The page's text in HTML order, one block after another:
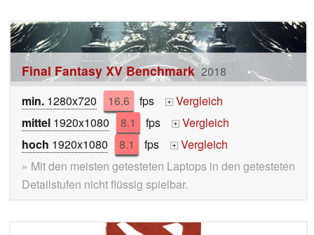
Final Fantasy XV Benchmark 2018
min. 1280x720 16.6 fps +
Vergleich
mittel 1920x1080 8.1 fps +
Vergleich
hoch 1920x1080 8.1 fps +
Vergleich
» Mit den meisten getesteten Laptops in den getesteten
Detailstufen nicht flüssig spielbar.